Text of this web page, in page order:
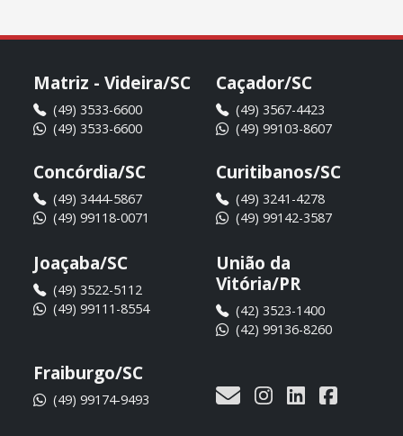
Matriz - Videira/SC
(49) 3533-6600
(49) 3533-6600
Caçador/SC
(49) 3567-4423
(49) 99103-8607
Concórdia/SC
(49) 3444-5867
(49) 99118-0071
Curitibanos/SC
(49) 3241-4278
(49) 99142-3587
Joaçaba/SC
(49) 3522-5112
(49) 99111-8554
União da
Vitória/PR
(42) 3523-1400
(42) 99136-8260
Fraiburgo/SC
(49) 99174-9493